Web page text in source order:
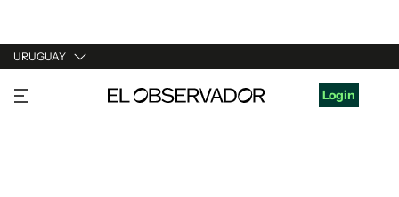
URUGUAY
URUGUAY
ARGENTINA
Login